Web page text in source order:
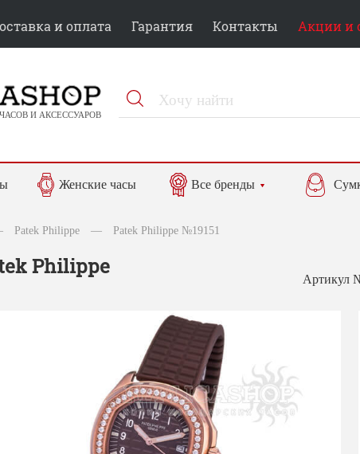
и оплата Гарантия Контакты Акции и
И АКСЕССУАРОВ
Женские часы Все бренды
Patek Philippe — Patek Philippe №19151
Philippe
Артикул